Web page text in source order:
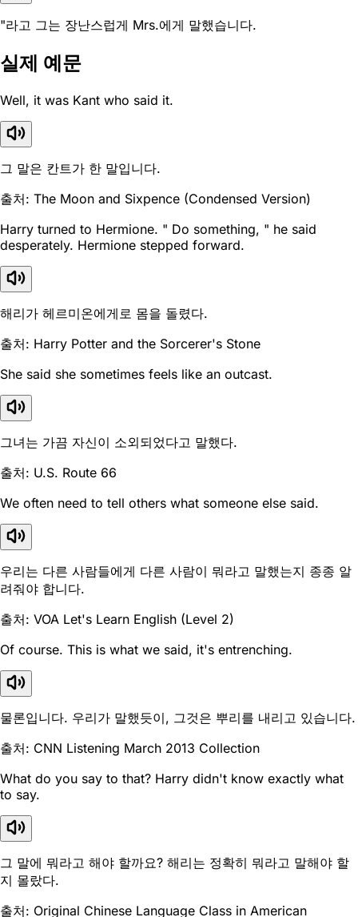
"라고 그는 장난스럽게 Mrs.에게 말했습니다.
실제 예문
Well, it was Kant who said it.
그 말은 칸트가 한 말입니다.
출처: The Moon and Sixpence (Condensed Version)
Harry turned to Hermione. " Do something, " he said
desperately. Hermione stepped forward.
해리가 헤르미온에게로 몸을 돌렸다.
출처: Harry Potter and the Sorcerer's Stone
She said she sometimes feels like an outcast.
그녀는 가끔 자신이 소외되었다고 말했다.
출처: U.S. Route 66
We often need to tell others what someone else said.
우리는 다른 사람들에게 다른 사람이 뭐라고 말했는지 종종 알
려줘야 합니다.
출처: VOA Let's Learn English (Level 2)
Of course. This is what we said, it's entrenching.
물론입니다. 우리가 말했듯이, 그것은 뿌리를 내리고 있습니다.
출처: CNN Listening March 2013 Collection
What do you say to that? Harry didn't know exactly what
to say.
그 말에 뭐라고 해야 할까요? 해리는 정확히 뭐라고 말해야 할
지 몰랐다.
출처: Original Chinese Language Class in American